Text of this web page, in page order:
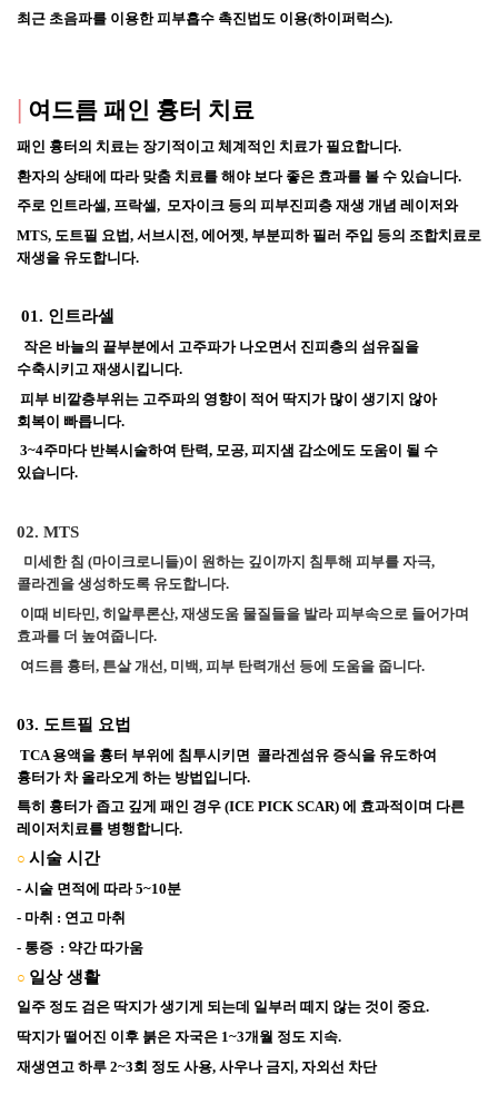
최근 초음파를 이용한 피부흡수 촉진법도 이용(하이퍼럭스).
| 여드름 패인 흉터 치료
패인 흉터의 치료는 장기적이고 체계적인 치료가 필요합니다.
환자의 상태에 따라 맞춤 치료를 해야 보다 좋은 효과를 볼 수 있습니다.
주로 인트라셀, 프락셀,  모자이크 등의 피부진피층 재생 개념 레이저와
MTS, 도트필 요법, 서브시전, 에어젯, 부분피하 필러 주입 등의 조합치료로
재생을 유도합니다.
01. 인트라셀
작은 바늘의 끝부분에서 고주파가 나오면서 진피층의 섬유질을
수축시키고 재생시킵니다.
피부 비깥층부위는 고주파의 영향이 적어 딱지가 많이 생기지 않아
회복이 빠릅니다.
3~4주마다 반복시술하여 탄력, 모공, 피지샘 감소에도 도움이 될 수
있습니다.
02. MTS
미세한 침 (마이크로니들)이 원하는 깊이까지 침투해 피부를 자극,
콜라겐을 생성하도록 유도합니다.
이때 비타민, 히알루론산, 재생도움 물질들을 발라 피부속으로 들어가며
효과를 더 높여줍니다.
여드름 흉터, 튼살 개선, 미백, 피부 탄력개선 등에 도움을 줍니다.
03. 도트필 요법
TCA 용액을 흉터 부위에 침투시키면  콜라겐섬유 증식을 유도하여
흉터가 차 올라오게 하는 방법입니다.
특히 흉터가 좁고 깊게 패인 경우 (ICE PICK SCAR) 에 효과적이며 다른
레이저치료를 병행합니다.
○ 시술 시간
- 시술 면적에 따라 5~10분
- 마취 : 연고 마취
- 통증  : 약간 따가움
○ 일상 생활
일주 정도 검은 딱지가 생기게 되는데 일부러 떼지 않는 것이 중요.
딱지가 떨어진 이후 붉은 자국은 1~3개월 정도 지속.
재생연고 하루 2~3회 정도 사용, 사우나 금지, 자외선 차단